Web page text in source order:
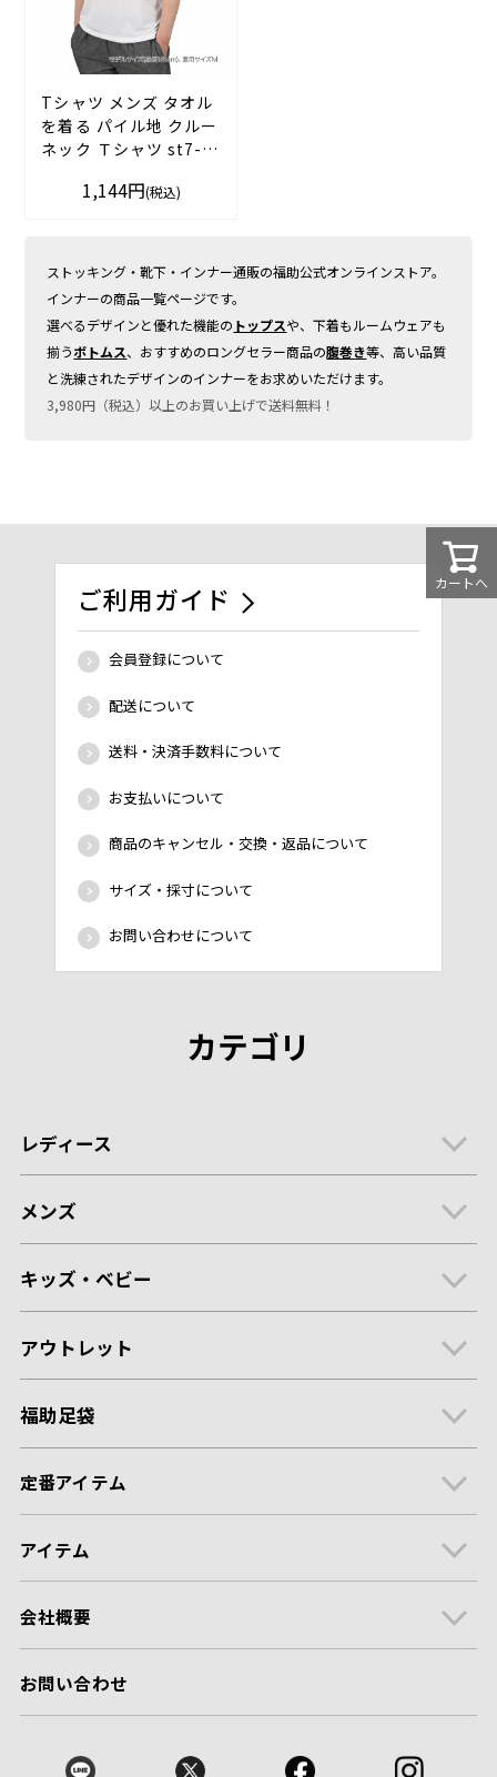
Tシャツ メンズ タオル
を着る パイル地 クルー
ネック Ｔシャツ st7-
M ホワイト 紳士 男性
1,144円(税込)
ストッキング・靴下・インナー通販の福助公式オンラインストア。
インナーの商品一覧ページです。
選べるデザインと優れた機能の トップスや、下着もルームウェアも
揃うボトムス、おすすめのロングセラー商品の腹巻き等、高い品質
と洗練されたデザインのインナーをお求めいただけます。
3,980円（税込）以上のお買い上げで送料無料！
カートへ
ご利用ガイド
会員登録について
配送について
送料・決済手数料について
お支払いについて
商品のキャンセル・交換・返品について
サイズ・採寸について
お問い合わせについて
カテゴリ
レディース
メンズ
キッズ・ベビー
アウトレット
福助足袋
定番アイテム
アイテム
会社概要
お問い合わせ